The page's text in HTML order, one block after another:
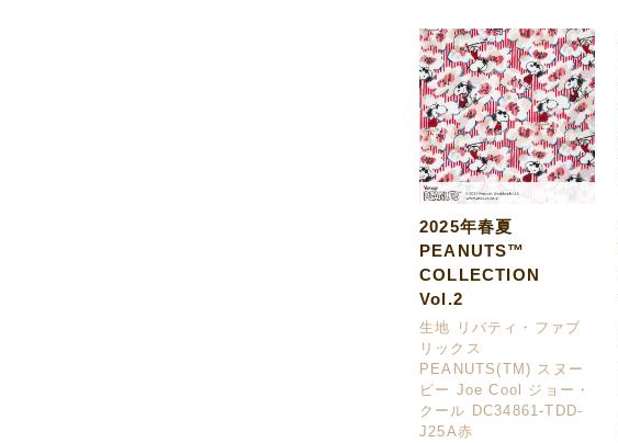
2025年春夏
PEANUTS™
COLLECTION
Vol.2
生地 リバティ・ファブ
リックス
PEANUTS(TM) スヌー
ピー Joe Cool ジョー・
クール DC34861-TDD-
J25A赤